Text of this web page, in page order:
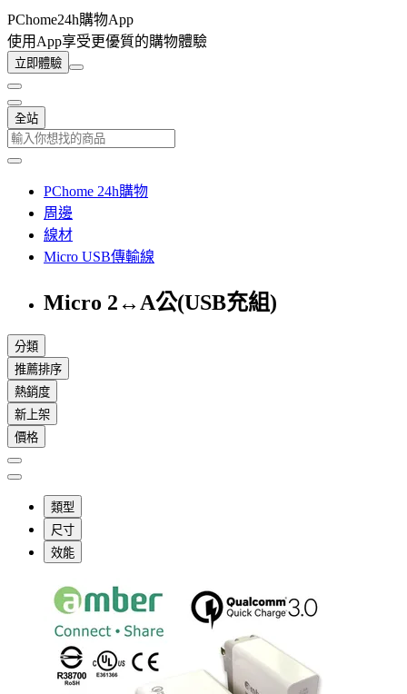
PChome24h購物App
使用App享受更優質的購物體驗
立即體驗
全站
PChome 24h購物
周邊
線材
Micro USB傳輸線
Micro 2↔A公(USB充組)
分類
推薦排序
熱銷度
新上架
價格
類型
尺寸
效能